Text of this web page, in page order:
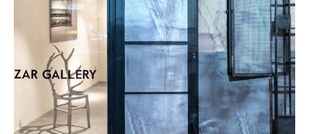
Shazar Gallery
SCOPRI IL PROGETTO +